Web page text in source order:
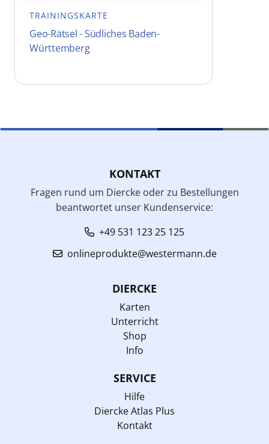
TRAININGSKARTE
Geo-Rätsel - Südliches Baden-
Württemberg
KONTAKT
Fragen rund um Diercke oder zu Bestellungen
beantwortet unser Kundenservice:
+49 531 123 25 125
onlineprodukte@westermann.de
DIERCKE
Karten
Unterricht
Shop
Info
SERVICE
Hilfe
Diercke Atlas Plus
Kontakt